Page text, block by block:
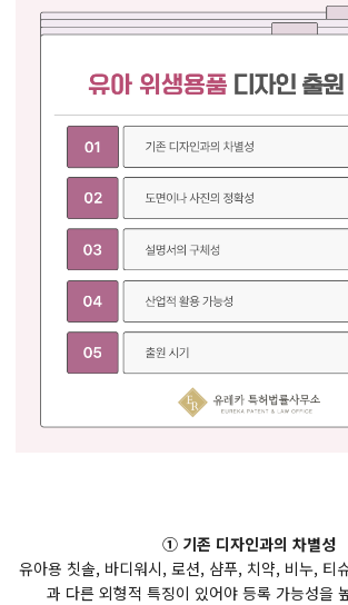
① 기존 디자인과의 차별성
유아용 칫솔, 바디워시, 로션, 샴푸, 치약, 비누, 티
과 다른 외형적 특징이 있어야 등록 가능성을